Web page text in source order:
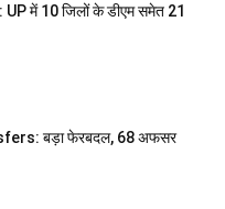
में 10 जिलों के डीएम समेत 21
बड़ा फेरबदल, 68 अफसर